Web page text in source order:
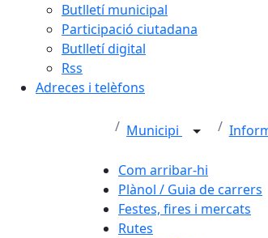
Butlletí municipal
Participació ciutadana
Butlletí digital
Rss
Adreces i telèfons
Municipi
Com arribar-hi
Plànol / Guia de carrers
Festes, fires i mercats
Rutes